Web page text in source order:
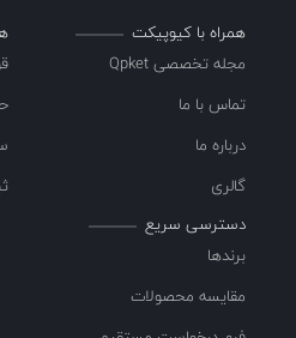
همراه با کیوپیکت
مجله تخصصی Qpket
تماس با ما
درباره ما
گالری
دسترسی سریع
برندها
مقایسه محصولات